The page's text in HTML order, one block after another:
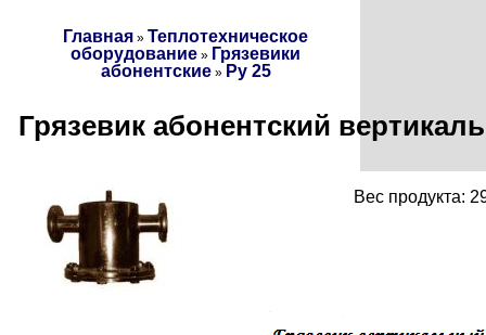
Главная » Теплотехническое
оборудование » Грязевики
абонентские» Ру 25
Грязевик абонентский
Вес продукта: